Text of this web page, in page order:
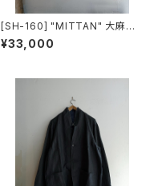
[SH-160] "MITTAN" 大麻プ
ルオーバーシャツ
¥33,000